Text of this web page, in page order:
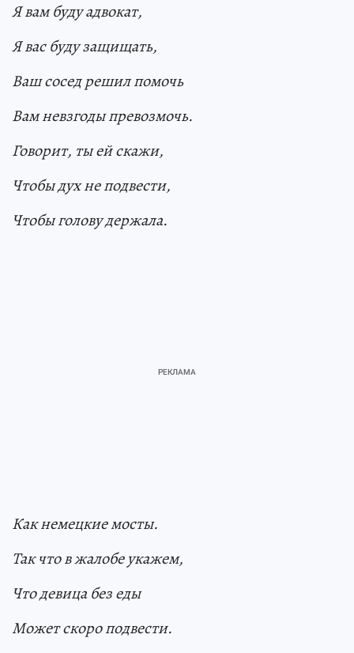
Я вам буду адвокат,
Я вас буду защищать,
Ваш сосед решил помочь
Вам невзгоды превозмочь.
Говорит, ты ей скажи,
Чтобы дух не подвести,
Чтобы голову держала.
Как немецкие мосты.
Так что в жалобе укажем,
Что девица без еды
Может скоро подвести.